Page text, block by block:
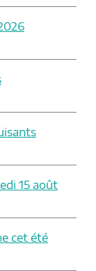
15 août
cet été